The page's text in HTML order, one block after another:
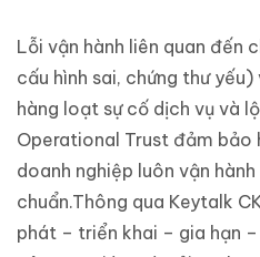
Lỗi vận hành liên quan đến
cấu hình sai, chứng thư
hàng loạt sự cố dịch vụ và
Operational Trust đảm bảo
doanh nghiệp luôn vận
chuẩn.Thông qua Keytalk
phát – triển khai – gia hạn